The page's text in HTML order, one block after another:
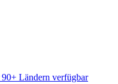
90+ Ländern verfügbar